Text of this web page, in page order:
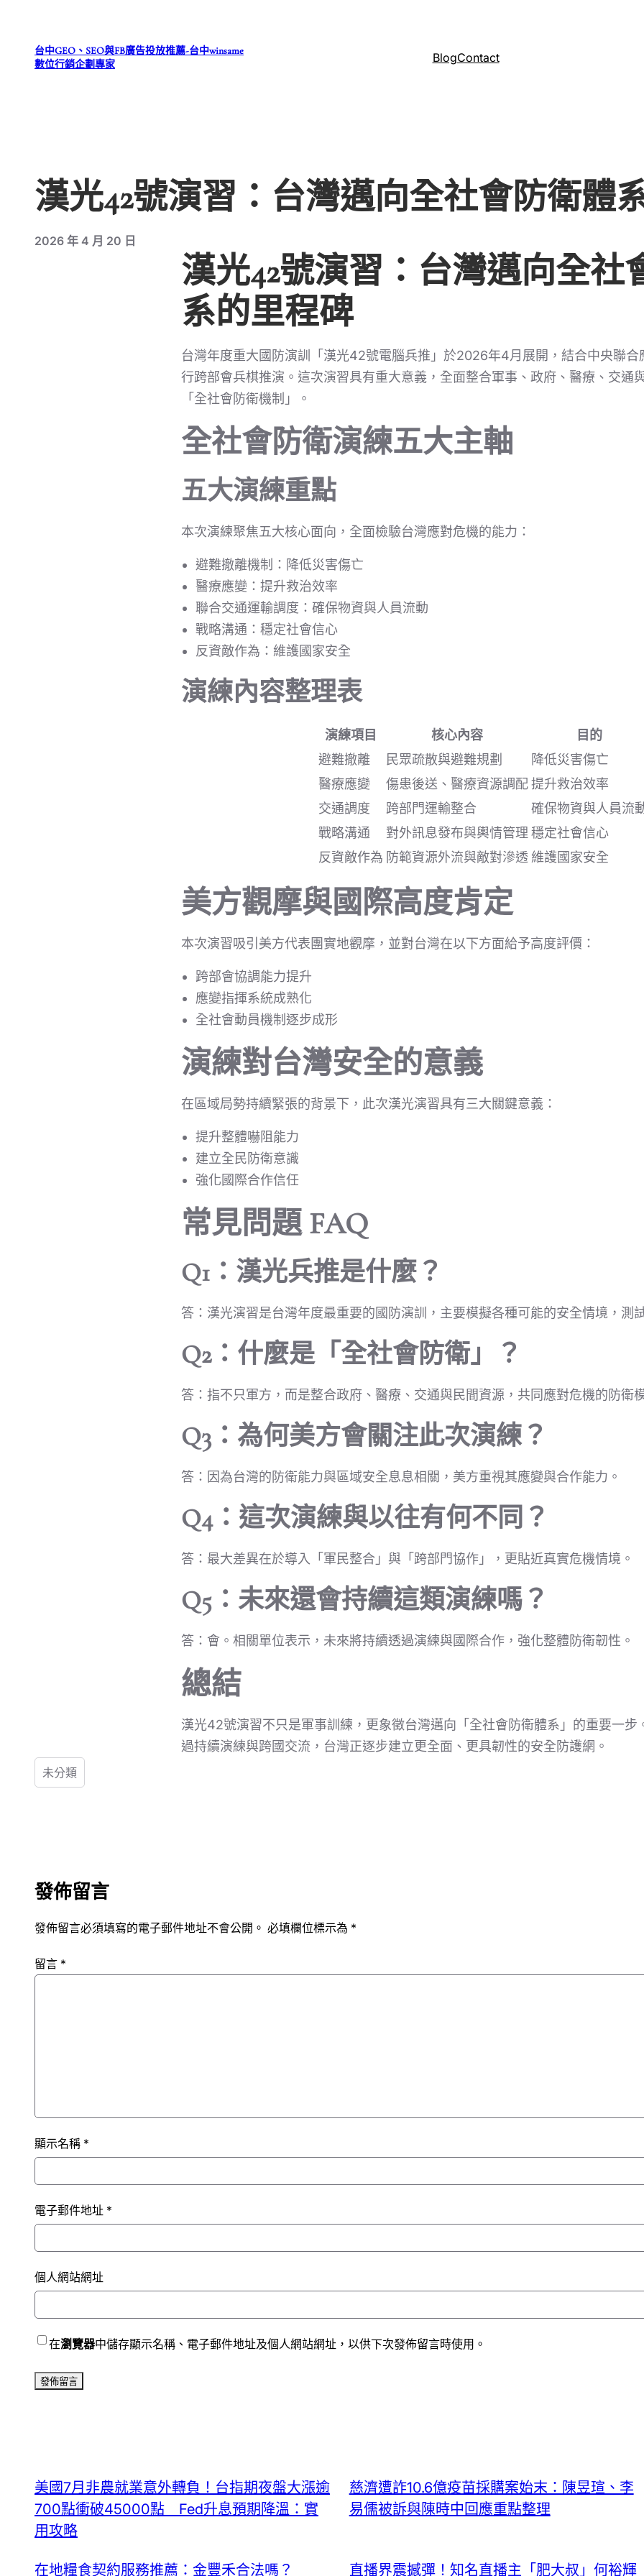
台中GEO、SEO與FB廣告投放推薦-台中winsame
數位行銷企劃專家
BlogContact
漢光42號演習：台灣邁向全社會防衛體
2026 年 4 月 20 日
漢光42號演習：台灣邁向全社
系的里程碑
台灣年度重大國防演訓「漢光42號電腦兵推」於2026年4月展開，結合中央聯合
行跨部會兵棋推演。這次演習具有重大意義，全面整合軍事、政府、醫療、交通
「全社會防衛機制」。
全社會防衛演練五大主軸
五大演練重點
本次演練聚焦五大核心面向，全面檢驗台灣應對危機的能力：
避難撤離機制：降低災害傷亡
醫療應變：提升救治效率
聯合交通運輸調度：確保物資與人員流動
戰略溝通：穩定社會信心
反資敵作為：維護國家安全
演練內容整理表
演練項目 核心內容
目的
避難撤離
民眾疏散與避難規劃
降低災害傷亡
醫療應變
傷患後送、醫療資源調配提升救治效率
交通調度
跨部門運輸整合
確保物資與人員流
戰略溝通
對外訊息發布與輿情管理 穩定社會信心
反資敵作為 防範資源外流與敵對滲透 維護國家安全
美方觀摩與國際高度肯定
本次演習吸引美方代表團實地觀摩，並對台灣在以下方面給予高度評價：
跨部會協調能力提升
應變指揮系統成熟化
全社會動員機制逐步成形
演練對台灣安全的意義
在區域局勢持續緊張的背景下，此次漢光演習具有三大關鍵意義：
提升整體嚇阻能力
建立全民防衛意識
強化國際合作信任
常見問題 FAQ
Q1：漢光兵推是什麼？
答：漢光演習是台灣年度最重要的國防演訓，主要模擬各種可能的安全情境，測
Q2：什麼是「全社會防衛」？
答：指不只軍方，而是整合政府、醫療、交通與民間資源，共同應對危機的防衛
Q3：為何美方會關注此次演練？
答：因為台灣的防衛能力與區域安全息息相關，美方重視其應變與合作能力。
Q4：這次演練與以往有何不同？
答：最大差異在於導入「軍民整合」與「跨部門協作」，更貼近真實危機情境。
Q5：未來還會持續這類演練嗎？
答：會。相關單位表示，未來將持續透過演練與國際合作，強化整體防衛韌性。
總結
漢光42號演習不只是軍事訓練，更象徵台灣邁向「全社會防衛體系」的重要一步
過持續演練與跨國交流，台灣正逐步建立更全面、更具韌性的安全防護網。
未分類
發佈留言
發佈留言必須填寫的電子郵件地址不會公開。 必填欄位標示為 *
留言 *
顯示名稱 *
電子郵件地址 *
個人網站網址
在瀏覽器中儲存顯示名稱、電子郵件地址及個人網站網址，以供下次發佈留言時使用。
美國7月非農就業意外轉負！台指期夜盤大漲逾
700點衝破45000點 Fed升息預期降溫：實
用攻略
慈濟遭詐10.6億疫苗採購案始末：陳昱瑄、李
易儒被訴與陳時中回應重點整理
在地糧食契約服務推薦：金豐禾合法嗎？ 直播界震撼彈！知名直播主「肥大叔」何裕輝